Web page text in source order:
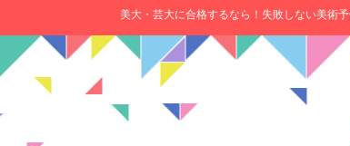
美大・芸大に合格するなら！失敗しない美術